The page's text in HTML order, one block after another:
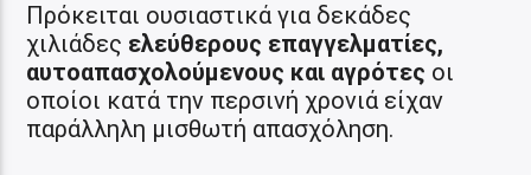
Πρόκειται ουσιαστικά για δεκάδες
χιλιάδες ελεύθερους επαγγελματίες,
αυτοαπασχολούμενους και αγρότες οι
οποίοι κατά την περσινή χρονιά είχαν
παράλληλη μισθωτή απασχόληση.